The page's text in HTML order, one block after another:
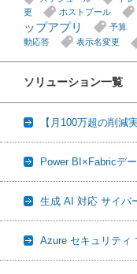
更
ホストプール
ップアプリ
予算
動応答
表示名変更
ソリューション一覧
【月100万超の削減
Power BI×Fabricデ
生成 AI 対応 サイバ
Azure セキュリティ